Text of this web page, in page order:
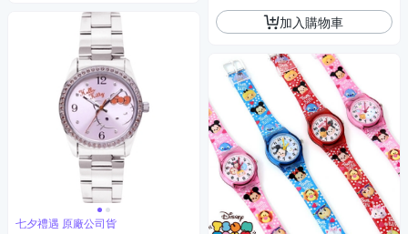
七夕禮遇 原廠公司貨
加入購物車